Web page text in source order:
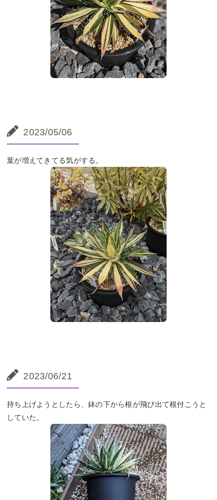
2023/05/06
葉が増えてきてる気がする。
2023/06/21
持ち上げようとしたら、鉢の下から根が飛び出て根付こうと
していた。